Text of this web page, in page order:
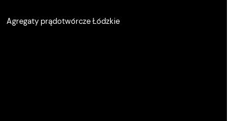
Agregaty prądotwórcze Łódzkie